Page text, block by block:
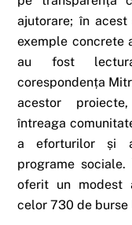
ajutorare; în
exemple concrete
au fost
corespondența
acestor
întreaga
a eforturilor și
programe
oferit un modest
celor 730 de